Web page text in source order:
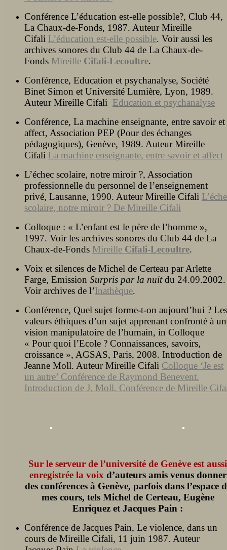
Conférence L’éducation est-elle possible?, Club 44,
La Chaux-de-Fonds, 1987. Auteur Mireille
Cifali L’éducation est-elle possible. Voir aussi les
archives sonores du Club 44 de La Chaux-de-
Fonds Mireille Cifali-Lecoultre.
Conférence, Education et psychanalyse, Société
Binet Simon et Université Lumière, Lyon, 1989.
Auteur Mireille Cifali Education et psychanalyse
Conférence, La machine enseignante, entre savoir et
affect, Association PEP (Pour des échanges
pédagogiques), Genève, 1989. Auteur Mireille
Cifali La machine enseignante, entre savoir et affect
L’échec scolaire, notre miroir ?, Association
professionnelle du personnel de l’enseignement
privé, Lausanne, 1990. Auteur Mireille Cifali
scolaire, notre miroir ? De Mireille Cifali
Colloque : « L’enfant est le père de l’homme »,
1997. Voir les archives sonores du Club 44 de La
Chaux-de-Fonds Mireille Cifali-Lecoultre.
Voix et silences de Michel de Certeau par Arlette
Farge, Emission Surpris par la nuitdu 24.09.2002.
Voir archives de l’Inathèque.
Conférence, Quel sujet forme-t-on aujourd’hui ? Les
valeurs éthiques d’un sujet apprenant confronté à
vision manipulatoire de l’humain, in Colloque
« Pour quoi l’Ecole ? Connaissances, savoirs,
croissance », AGSAS, Paris, 2008. Introduction de
Jeanne Moll. Auteur Mireille Cifali Colloque ‘Je est
un autre’ Conférence de Raymond Benevent.
Introduction de J. Moll. Conférence de Mireille
Sur le serveur de l’université de Genève est aussi
enregistrée la voix d’auteurs amis venus donner
des conférences à Genève, parfois dans l’espace
mes cours, tels Michel de Certeau, Eugène
Enriquez et Jacques Pain :
Conférence de Jacques Pain, Le violence, dans un
cours de Mireille Cifali, 11 juin 1987. Auteur